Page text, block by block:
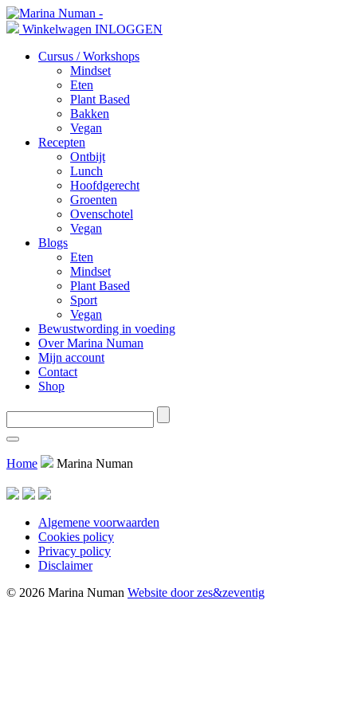
Winkelwagen INLOGGEN
Cursus / Workshops
Mindset
Eten
Plant Based
Bakken
Vegan
Recepten
Ontbijt
Lunch
Hoofdgerecht
Groenten
Ovenschotel
Vegan
Blogs
Eten
Mindset
Plant Based
Sport
Vegan
Bewustwording in voeding
Over Marina Numan
Mijn account
Contact
Shop
Home Marina Numan
Algemene voorwaarden
Cookies policy
Privacy policy
Disclaimer
© 2026 Marina Numan Website door zes&zeventig